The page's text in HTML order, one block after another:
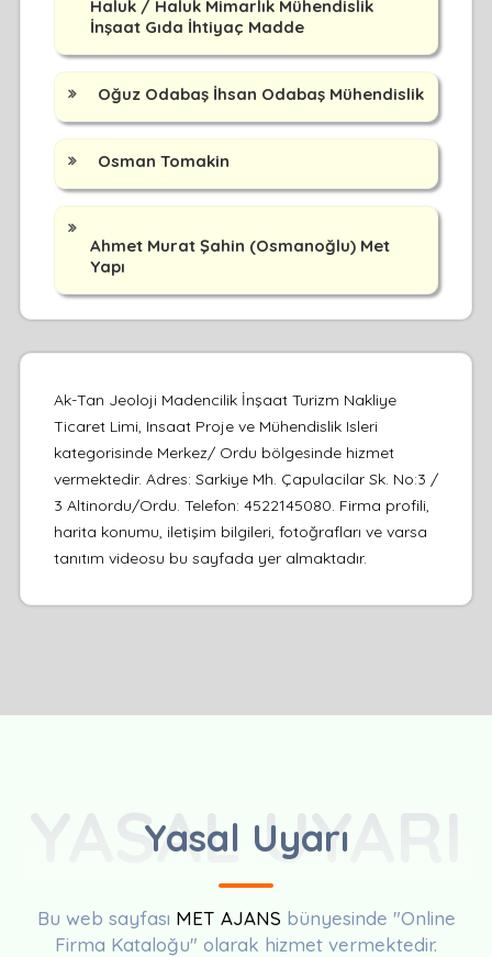
Haluk / Haluk Mimarlık Mühendislik
İnşaat Gıda İhtiyaç Madde
Oğuz Odabaş İhsan Odabaş Mühendislik
Osman Tomakin
Ahmet Murat Şahin (Osmanoğlu) Met
Yapı
Ak-Tan Jeoloji Madencilik İnşaat Turizm Nakliye
Ticaret Limi, Insaat Proje ve Mühendislik Isleri
kategorisinde Merkez/ Ordu bölgesinde hizmet
vermektedir. Adres: Sarkiye Mh. Çapulacilar Sk. No:3 /
3 Altinordu/Ordu. Telefon: 4522145080. Firma profili,
harita konumu, iletişim bilgileri, fotoğrafları ve varsa
tanıtım videosu bu sayfada yer almaktadır.
Yasal Uyarı
YASAL UYARI
Bu web sayfası MET AJANS bünyesinde "Online
Firma Kataloğu" olarak hizmet vermektedir.